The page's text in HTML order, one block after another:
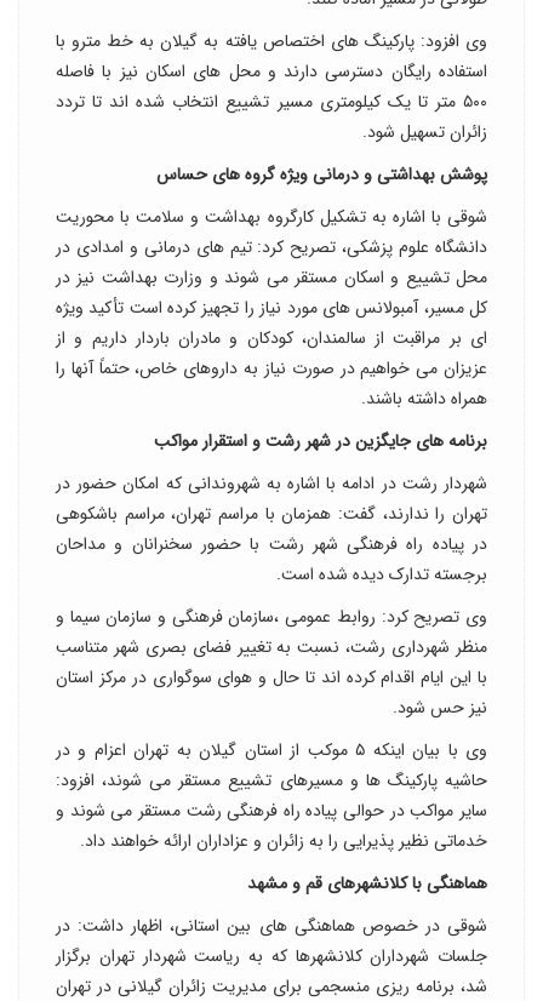
وی افزود: پارکینگ های اختصاص یافته به گیلان به خط مترو با
استفاده رایگان دسترسی دارند و محل های اسکان نیز با فاصله
۵۰۰ متر تا یک کیلومتری مسیر تشییع انتخاب شده اند تا تردد
زائران تسهیل شود.
پوشش بهداشتی و درمانی ویژه گروه های حساس
شوقی با اشاره به تشکیل کارگروه بهداشت و سلامت با محوریت
دانشگاه علوم پزشکی، تصریح کرد: تیم های درمانی و امدادی در
محل تشییع و اسکان مستقر می شوند و وزارت بهداشت نیز در
کل مسیر، آمبولانس های مورد نیاز را تجهیز کرده است تأکید ویژه
ای بر مراقبت از سالمندان، کودکان و مادران باردار داریم و از
عزیزان می خواهیم در صورت نیاز به داروهای خاص، حتماً آنها را
همراه داشته باشند.
برنامه های جایگزین در شهر رشت و استقرار مواکب
شهردار رشت در ادامه با اشاره به شهروندانی که امکان حضور در
تهران را ندارند، گفت: همزمان با مراسم تهران، مراسم باشکوهی
در پیاده راه فرهنگی شهر رشت با حضور سخنرانان و مداحان
برجسته تدارک دیده شده است.
وی تصریح کرد: روابط عمومی ،سازمان فرهنگی و سازمان سیما و
منظر شهرداری رشت، نسبت به تغییر فضای بصری شهر متناسب
با این ایام اقدام کرده اند تا حال و هوای سوگواری در مرکز استان
نیز حس شود.
وی با بیان اینکه ۵ موکب از استان گیلان به تهران اعزام و در
حاشیه پارکینگ ها و مسیرهای تشییع مستقر می شوند، افزود:
سایر مواکب در حوالی پیاده راه فرهنگی رشت مستقر می شوند و
خدماتی نظیر پذیرایی را به زائران و عزاداران ارائه خواهند داد.
هماهنگی با کلانشهرهای قم و مشهد
شوقی در خصوص هماهنگی های بین استانی، اظهار داشت: در
جلسات شهرداران کلانشهرها که به ریاست شهردار تهران برگزار
شد، برنامه ریزی منسجمی برای مدیریت زائران گیلانی در تهران